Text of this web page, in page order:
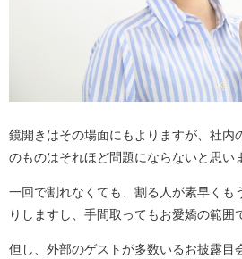
鏡開きはその場面にもよりますが、社内
のものはそれほど問題にならないと思い
一回で割れなくても、割る人が素早くも
りしますし、手間取ってもお愛嬌の範囲
但し、外部のゲストが多数いるお披露目